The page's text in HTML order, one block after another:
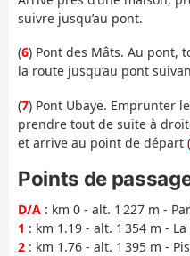
suivre jusqu’au pont.
(6) Pont des Mâts. Au pont,
la route jusqu‘au pont
(7) Pont Ubaye. Emprunter
prendre tout de suite à
et arrive au point de départ (
Points de
D/A : km 0 - alt. 1 227 m -
1 : km 1.19 - alt. 1 354 m -
2 : km 1.76 - alt. 1 395 m -